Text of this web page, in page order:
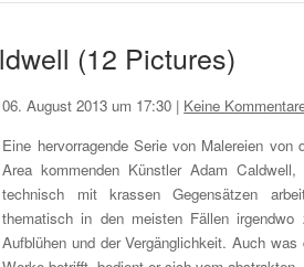
(12 Pictures)
06. August 2013 um 17:30 | Keine
Eine hervorragende Serie von Malereien
Area kommenden Künstler Adam
technisch mit krassen Gegensätzen
thematisch in den meisten Fällen
Aufblühen und der Vergänglichkeit. Auch